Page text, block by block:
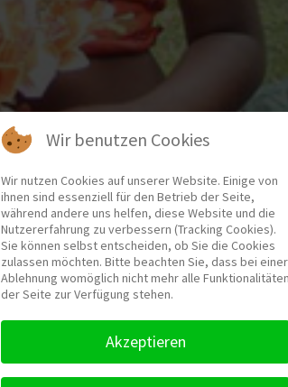
Wir benutzen Cookies
Wir nutzen Cookies auf unserer Website. Einige von
ihnen sind essenziell für den Betrieb der Seite,
während andere uns helfen, diese Website und die
Nutzererfahrung zu verbessern (Tracking Cookies).
Sie können selbst entscheiden, ob Sie die Cookies
zulassen möchten. Bitte beachten Sie, dass bei einer
Ablehnung womöglich nicht mehr alle Funktionalitäten
der Seite zur Verfügung stehen.
Akzeptieren